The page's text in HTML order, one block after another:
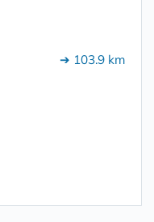
➔ 103.9 km